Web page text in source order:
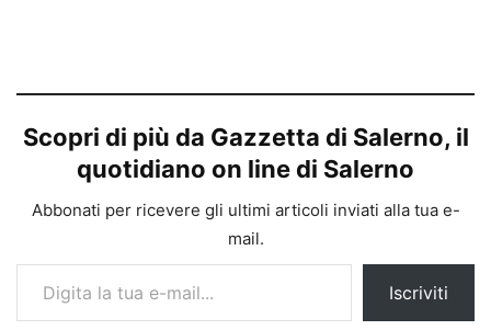
Scopri di più da Gazzetta di Salerno, il
quotidiano on line di Salerno
Abbonati per ricevere gli ultimi articoli inviati alla tua e-
mail.
Digita la tua e-mail...
Iscriviti